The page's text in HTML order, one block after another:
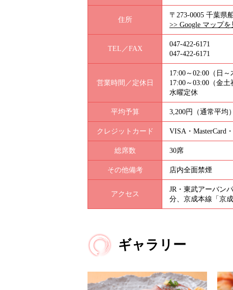
住所
〒273-0005 千葉県
>> Google マップを
TEL／FAX
047-422-6171
047-422-6171
営業時間／定休日
17:00～02:00（日～
17:00～03:00（金土
水曜定休
平均予算 3,200円（通常平均）
クレジットカード VISA・MasterCard
総席数 30席
その他備考 店内全面禁煙
アクセス
JR・東武アーバン
分、京成本線「京
ギャラリー